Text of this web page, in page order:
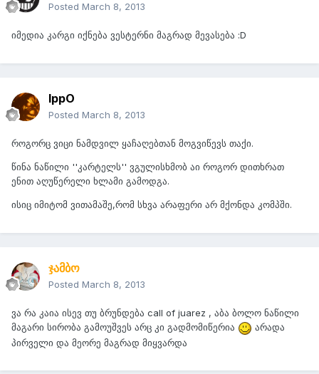
Posted March 8, 2013
იმედია კარგი იქნება ვესტერნი მაგრად მევასება :D
IppO
Posted March 8, 2013
როგორც ვიცი ნამდვილ ყაჩაღებთან მოგვიწევს თაქი.
წინა ნაწილი ''კარტელს'' ვგულისხმობ აი როგორ დითხრათ
ენით აღუწერელი ხლამი გამოდგა.
ისიც იმიტომ ვითამაშე,რომ სხვა არაფერი არ მქონდა კომპში.
ჯამბო
Posted March 8, 2013
ვა რა კაია ისევ თუ ბრუნდება call of juarez , აბა ბოლო ნაწილი
მაგარი სირობა გამოუშვეს არც კი გადმომიწერია
არადა
პირველი და მეორე მაგრად მიყვარდა